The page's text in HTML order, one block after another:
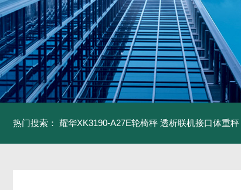
热门搜索： 耀华XK3190-A27E轮椅秤 透析联机接口体重秤